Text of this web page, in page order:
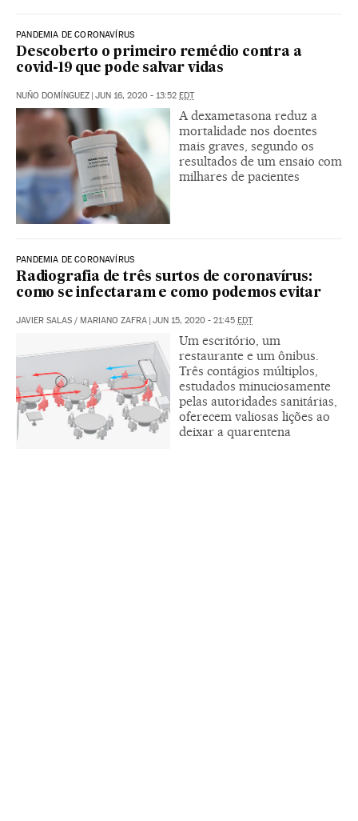
PANDEMIA DE CORONAVÍRUS
Descoberto o primeiro remédio contra a
covid-19 que pode salvar vidas
NUÑO DOMÍNGUEZ | JUN 16, 2020 - 13:52 EDT
A dexametasona reduz a
mortalidade nos doentes
mais graves, segundo os
resultados de um ensaio com
milhares de pacientes
PANDEMIA DE CORONAVÍRUS
Radiografia de três surtos de coronavírus:
como se infectaram e como podemos evitar
JAVIER SALAS / MARIANO ZAFRA | JUN 15, 2020 - 21:45 EDT
Um escritório, um
restaurante e um ônibus.
Três contágios múltiplos,
estudados minuciosamente
pelas autoridades sanitárias,
oferecem valiosas lições ao
deixar a quarentena